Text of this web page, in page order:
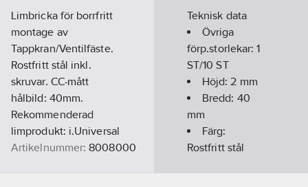
Limbricka för borrfritt
montage av
Tappkran/Ventilfäste.
Rostfritt stål inkl.
skruvar. CC-mått
hålbild: 40mm.
Rekommenderad
limprodukt: i.Universal
Artikelnummer: 8008000
Teknisk data
Övriga
förp.storlekar:1
ST/10 ST
Höjd:2 mm
Bredd: 40
mm
Färg:
Rostfritt stål